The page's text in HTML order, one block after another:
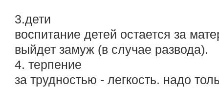
3.дети
воспитание детей остается за
выйдет замуж (в случае развода).
4. терпение
за трудностью - легкость. надо